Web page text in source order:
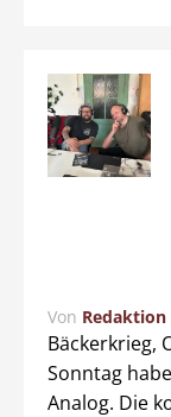
Von Redaktion
Bäckerkrieg,
Sonntag
Analog. Die